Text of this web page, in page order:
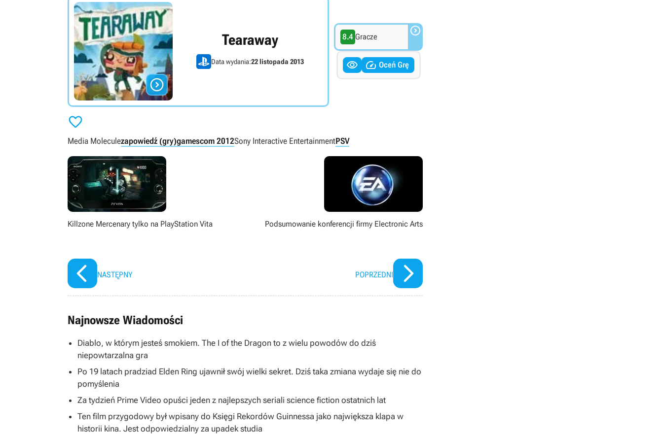

Tearaway
Data wydania:22 listopada 2013
8.4 Gracze 
  Oceń Grę

Media Moleculezapowiedź (gry)gamescom 2012Sony Interactive EntertainmentPSV
Killzone Mercenary tylko na PlayStation Vita
NASTĘPNY
Podsumowanie konferencji firmy Electronic Arts
POPRZEDNI
Najnowsze Wiadomości
Diablo, w którym jesteś smokiem. The I of the Dragon to z wielu powodów do dziś
niepowtarzalna gra
Po 19 latach pradziad Elden Ring ujawnił swój wielki sekret. Dziś taka zmiana wydaje się nie do
pomyślenia
Za tydzień Prime Video opuści jeden z najlepszych seriali science fiction ostatnich lat
Ten film przygodowy był wpisany do Księgi Rekordów Guinnessa jako największa klapa w
historii kina. Jest odpowiedzialny za upadek studia